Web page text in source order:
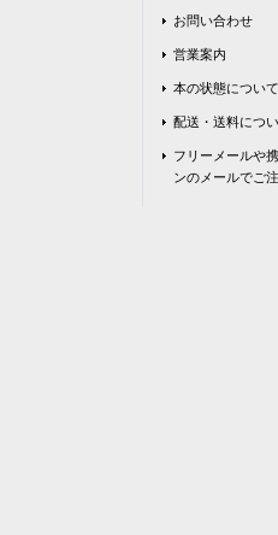
お問い合わせ
営業案内
本の状態について
配送・送料につ
フリーメールや
ンのメールでご